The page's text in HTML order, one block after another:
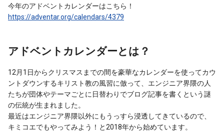
今年のアドベントカレンダーはこちら！
https://adventar.org/calendars/4379
アドベントカレンダーとは？
12月1日からクリスマスまでの間を豪華なカレンダーを使ってカウ
ントダウンするキリスト教の風習に倣って、エンジニア界隈の人
たちが団体やテーマごとに日替わりでブログ記事を書くという謎
の伝統が生まれました。
最近はエンジニア界隈以外にもうっすら浸透してきているので、
キミコエでもやってみよう！と2018年から始めています。